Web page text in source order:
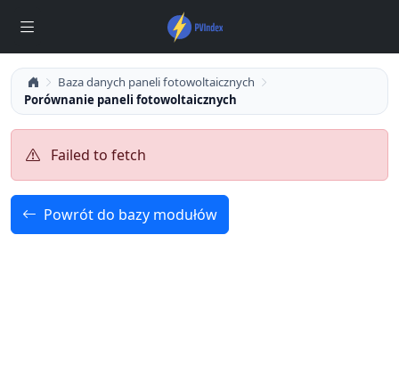
Baza danych paneli fotowoltaicznych
Porównanie paneli fotowoltaicznych
Failed to fetch
Powrót do bazy modułów